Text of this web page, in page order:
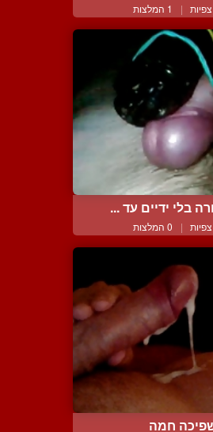
| 1 המלצות
בלי ידיים עד ...
| 0 המלצות
חמה